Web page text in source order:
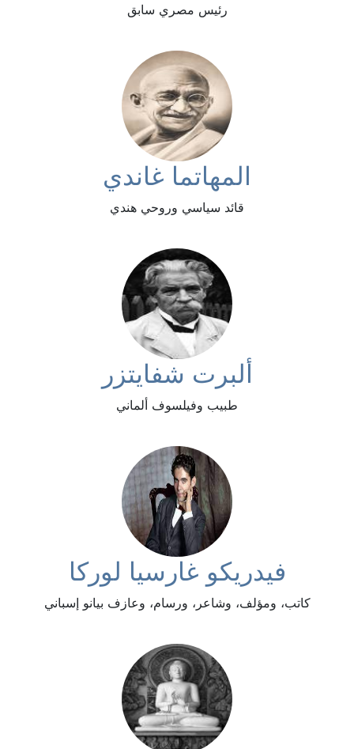
رئيس مصري سابق
المهاتما غاندي
قائد سياسي وروحي هندي
ألبرت شفايتزر
طبيب وفيلسوف ألماني
فيدريكو غارسيا لوركا
كاتب، ومؤلف، وشاعر، ورسام، وعازف بيانو إسباني